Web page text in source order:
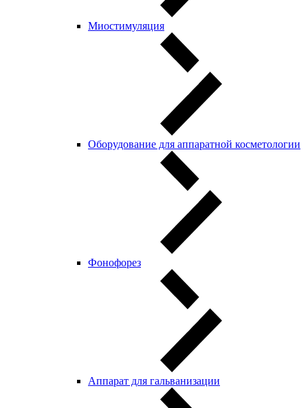
Миостимуляция
Оборудование для аппаратной косметологии
Фонофорез
Аппарат для гальванизации